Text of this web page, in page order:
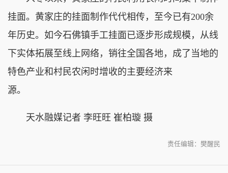
挂面。黄家庄的挂面制作代代相传，至今已有200余
年历史。如今石佛镇手工挂面已逐步形成规模，从线
下实体拓展至线上网络，销往全国各地，成了当地的
特色产业和村民农闲时增收的主要经济来
源。
天水融媒记者 李旺旺 崔柏璇 摄
责任编辑：樊醒民